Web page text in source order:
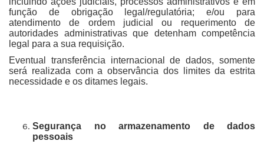
função de obrigação legal/regulatória; e/ou para
atendimento de ordem judicial ou requerimento de
autoridades administrativas que detenham competência
legal para a sua requisição.
Eventual transferência internacional de dados, somente
será realizada com a observância dos limites da estrita
necessidade e os ditames legais.
Segurança no armazenamento de dados
pessoais